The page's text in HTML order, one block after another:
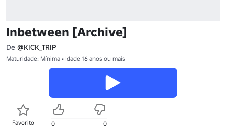
Inbetween [Archive]
De @KICK_TRIP
Maturidade: Mínima • Idade 16 anos ou mais
Favorito 0 0